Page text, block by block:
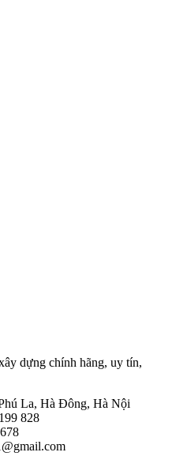
dựng chính hãng, uy tín,
La, Hà Đông, Hà Nội
828